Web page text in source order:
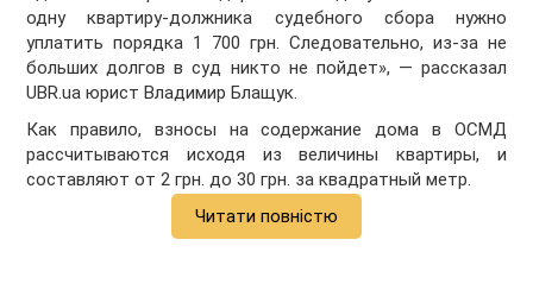
одну квартиру-должника судебного сбора нужно
уплатить порядка 1 700 грн. Следовательно, из-за не
больших долгов в суд никто не пойдет», — рассказал
UBR.ua юрист Владимир Блащук.
Как правило, взносы на содержание дома в ОСМД
рассчитываются исходя из величины квартиры, и
составляют от 2 грн. до 30 грн. за квадратный метр.
Читати повністю